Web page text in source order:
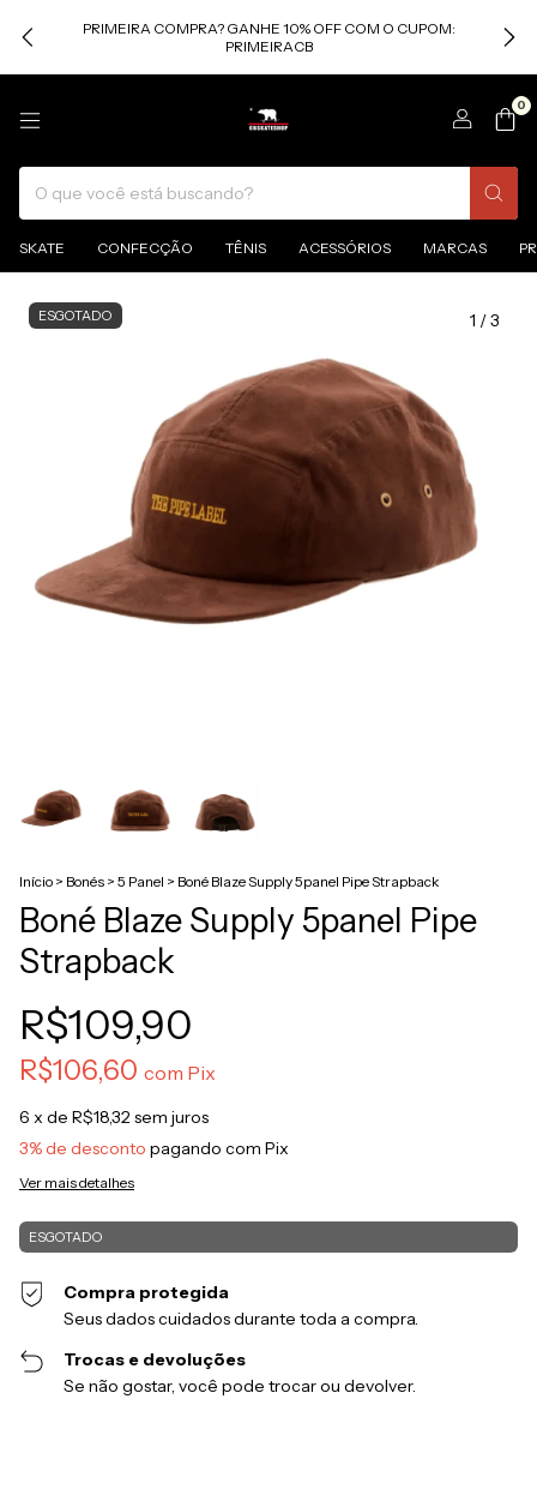
PRIMEIRA COMPRA? GANHE 10% OFF COM O CUPOM:
PRIMEIRACB
0
SKATE CONFECÇÃO TÊNIS ACESSÓRIOS MARCAS
ESGOTADO 1 /3
Início > Bonés > 5 Panel > Boné Blaze Supply 5panel Pipe Strapback
Boné Blaze Supply 5panel Pipe
Strapback
R$109,90
R$106,60 com Pix
6 x de R$18,32sem juros
3% de desconto pagando com Pix
Ver mais detalhes
Compra protegida
Seus dados cuidados durante toda a compra.
Trocas e devoluções
Se não gostar, você pode trocar ou devolver.